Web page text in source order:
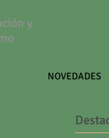
y
NOVEDADES